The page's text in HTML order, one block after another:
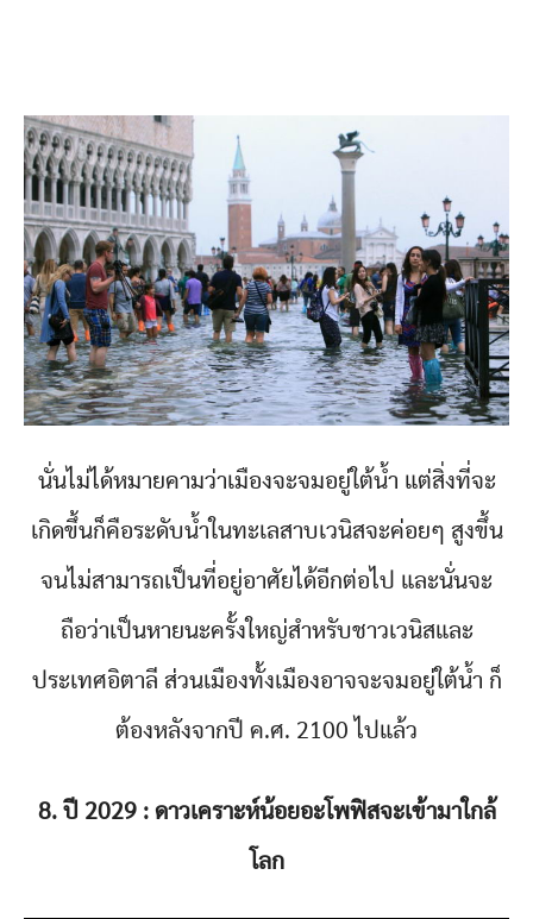
นั่นไม่ได้หมายคามว่าเมืองจะจมอยู่ใต้น้ำ แต่สิ่งที่จะ
เกิดขึ้นก็คือระดับน้ำในทะเลสาบเวนิสจะค่อยๆ สูงขึ้น
จนไม่สามารถเป็นที่อยู่อาศัยได้อีกต่อไป และนั่นจะ
ถือว่าเป็นหายนะครั้งใหญ่สำหรับชาวเวนิสและ
ประเทศอิตาลี ส่วนเมืองทั้งเมืองอาจจะจมอยู่ใต้น้ำ ก็
ต้องหลังจากปี ค.ศ. 2100 ไปแล้ว
8. ปี 2029 : ดาวเคราะห์น้อยอะโพฟิสจะเข้ามาใกล้
โลก